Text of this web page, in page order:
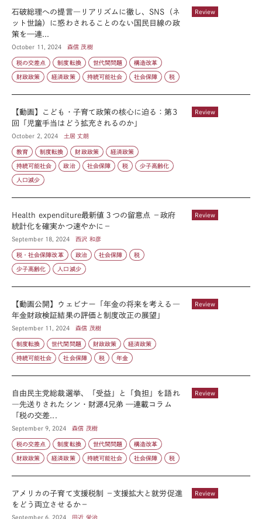
Review
石破総理への提言―リアリズムに徹し、SNS（ネ
ット世論）に惑わされることのない国民目線の政
策を—連...
October 11, 2024 森信 茂樹
税の交差点 制度転換 世代間問題 構造改革
財政政策 経済政策 持続可能社会 社会保障 税
Review
【動画】こども・子育て政策の核心に迫る：第3
回「児童手当はどう拡充されるのか」
October 2, 2024 土居 丈朗
教育 制度転換 財政政策 経済政策
持続可能社会 政治 社会保障 税 少子高齢化
人口減少
Review
Health expenditure最新値３つの留意点 －政府
統計化を確実かつ速やかに－
September 18, 2024 西沢 和彦
税・社会保障改革 政治 社会保障 税
少子高齢化 人口減少
Review
【動画公開】ウェビナー「年金の将来を考える―
年金財政検証結果の評価と制度改正の展望」
September 11, 2024 森信 茂樹
制度転換 世代間問題 財政政策 経済政策
持続可能社会 社会保障 税 年金
Review
自由民主党総裁選挙、「受益」と「負担」を語れ
―先送りされたシン・財源4兄弟 —連載コラム
「税の交差...
September 9, 2024 森信 茂樹
税の交差点 制度転換 世代間問題 構造改革
財政政策 経済政策 持続可能社会 社会保障 税
Review
アメリカの子育て支援税制 －支援拡大と就労促進
をどう両立させるか－
September 6, 2024 田近 栄治